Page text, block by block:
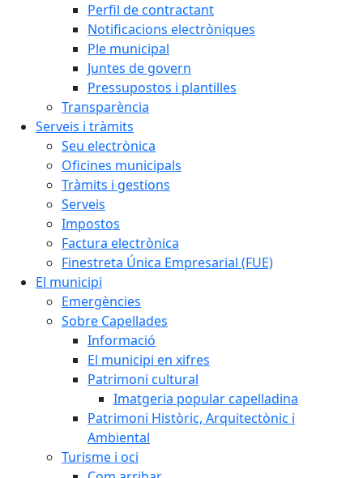
Perfil de contractant
Notificacions electròniques
Ple municipal
Juntes de govern
Pressupostos i plantilles
Transparència
Serveis i tràmits
Seu electrònica
Oficines municipals
Tràmits i gestions
Serveis
Impostos
Factura electrònica
Finestreta Única Empresarial (FUE)
El municipi
Emergències
Sobre Capellades
Informació
El municipi en xifres
Patrimoni cultural
Imatgeria popular capelladina
Patrimoni Històric, Arquitectònic i
Ambiental
Turisme i oci